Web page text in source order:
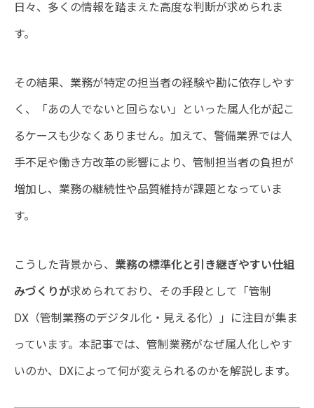
日々、多くの情報を踏まえた高度な判断が求められま
す。
その結果、業務が特定の担当者の経験や勘に依存しやす
く、「あの人でないと回らない」といった属人化が起こ
るケースも少なくありません。加えて、警備業界では人
手不足や働き方改革の影響により、管制担当者の負担が
増加し、業務の継続性や品質維持が課題となっていま
す。
こうした背景から、 業務の標準化と引き継ぎやすい仕組
みづくりが求められており、その手段として「管制
DX（管制業務のデジタル化・見える化）」に注目が集ま
っています。本記事では、管制業務がなぜ属人化しやす
いのか、DXによって何が変えられるのかを解説します。